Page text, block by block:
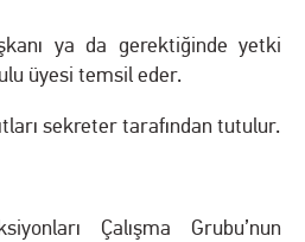
ya da gerektiğinde yetki
üyesi temsil eder.
sekreter tarafından tutulur.
Çalışma Grubu’nun